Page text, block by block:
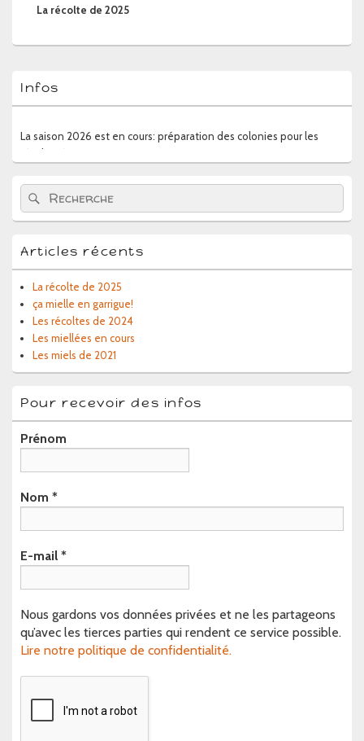
suivant :
La récolte de 2025
principale
de
pour
barre
Infos
La saison 2026 est en cours: préparation des colonies pour les
récoltes à venir
Recherche :Rechercher
Articles récents
La récolte de 2025
ça mielle en garrigue!
Les récoltes de 2024
Les miellées en cours
Les miels de 2021
Pour recevoir des infos
Prénom
Nom *
E-mail *
Nous gardons vos données privées et ne les partageons
qu’avec les tierces parties qui rendent ce service possible.
Lire notre politique de confidentialité.